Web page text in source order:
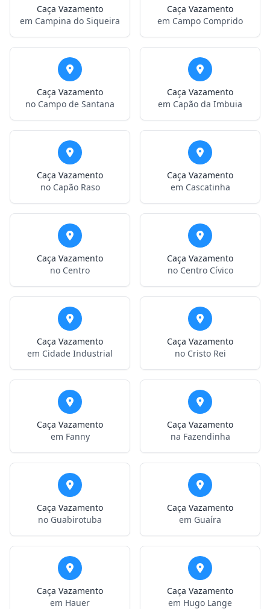
Caça Vazamento
em Campina do Siqueira
Caça Vazamento
em Campo Comprido
Caça Vazamento
no Campo de Santana
Caça Vazamento
em Capão da Imbuia
Caça Vazamento
no Capão Raso
Caça Vazamento
em Cascatinha
Caça Vazamento
no Centro
Caça Vazamento
no Centro Cívico
Caça Vazamento
em Cidade Industrial
Caça Vazamento
no Cristo Rei
Caça Vazamento
em Fanny
Caça Vazamento
na Fazendinha
Caça Vazamento
no Guabirotuba
Caça Vazamento
em Guaíra
Caça Vazamento
em Hauer
Caça Vazamento
em Hugo Lange